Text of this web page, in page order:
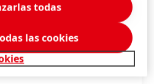
todas
las cookies